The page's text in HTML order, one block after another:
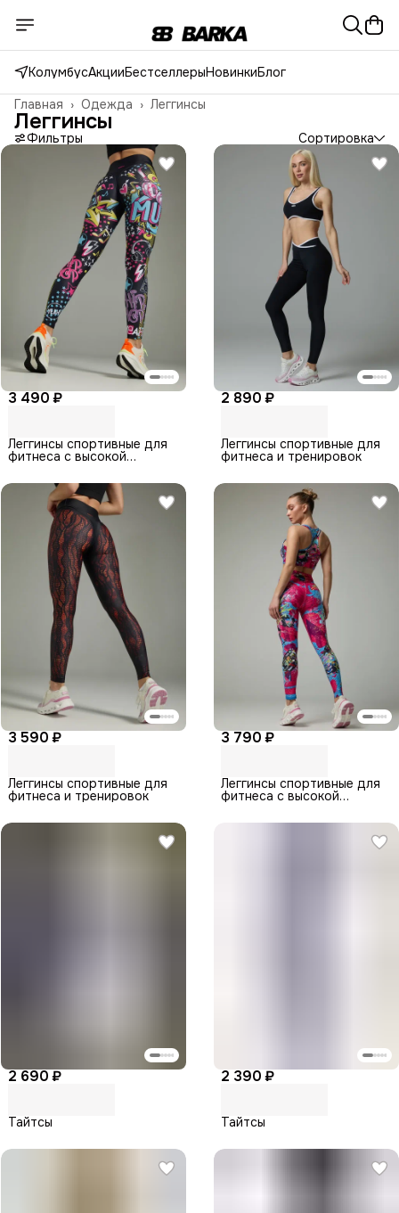
КолумбусАкцииБестселлерыНовинкиБлог
Леггинсы
Одежда ›
Главная ›
Леггинсы
Фильтры Сортировка
3 490 ₽
Леггинсы спортивные для
фитнеса с высокой
2 890 ₽
Леггинсы спортивные для
фитнеса и тренировок
3 590 ₽
Леггинсы спортивные для
фитнеса и тренировок
3 790 ₽
Леггинсы спортивные для
фитнеса с высокой
2 690 ₽
Тайтсы
2 390 ₽
Тайтсы